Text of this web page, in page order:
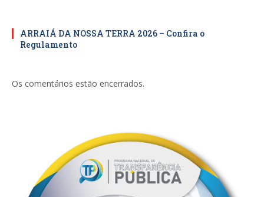
ARRAIÁ DA NOSSA TERRA 2026 – Confira o
Regulamento
Os comentários estão encerrados.